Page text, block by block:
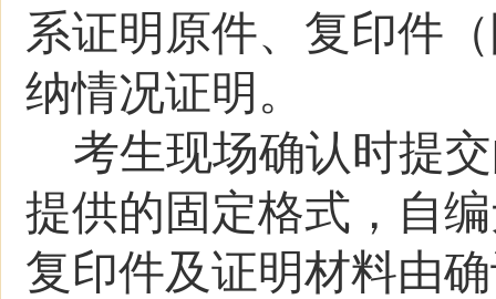
系证明原件、复印件
纳情况证明。
考生现场确认时提
提供的固定格式，自
复印件及证明材料由